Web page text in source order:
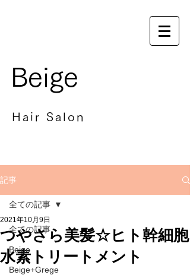
Beige
Hair Salon
記事
全ての記事
Beige
Beige+Grege
全ての記事
つやさら美髪☆ヒト幹細胞
水素トリートメント
2021年10月9日